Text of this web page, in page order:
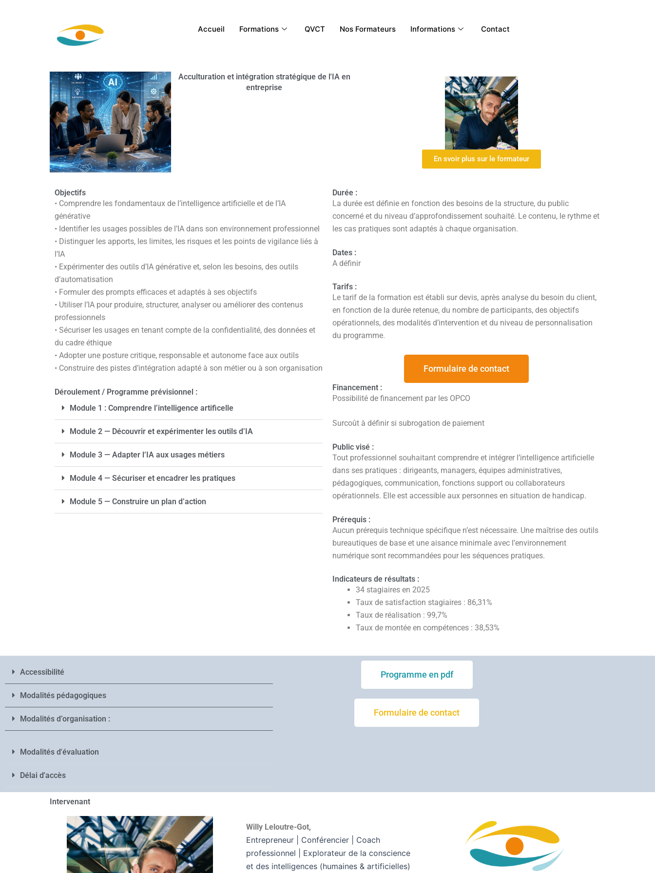
Accueil Formations QVCT Nos Formateurs Informations Contact
Acculturation et intégration stratégique de l'IA en
entreprise
En svoir plus sur le formateur
Objectifs
• Comprendre les fondamentaux de l’intelligence artificielle et de l’IA
générative
• Identifier les usages possibles de l’IA dans son environnement professionnel
• Distinguer les apports, les limites, les risques et les points de vigilance liés à
l’IA
• Expérimenter des outils d’IA générative et, selon les besoins, des outils
d’automatisation
• Formuler des prompts efficaces et adaptés à ses objectifs
• Utiliser l’IA pour produire, structurer, analyser ou améliorer des contenus
professionnels
• Sécuriser les usages en tenant compte de la confidentialité, des données et
du cadre éthique
• Adopter une posture critique, responsable et autonome face aux outils
• Construire des pistes d’intégration adapté à son métier ou à son organisation
Déroulement / Programme prévisionnel :
Module 1 : Comprendre l’intelligence artificelle
Module 2 — Découvrir et expérimenter les outils d’IA
Module 3 — Adapter l’IA aux usages métiers
Module 4 — Sécuriser et encadrer les pratiques
Module 5 — Construire un plan d’action
Durée :
La durée est définie en fonction des besoins de la structure, du public
concerné et du niveau d’approfondissement souhaité. Le contenu, le rythme et
les cas pratiques sont adaptés à chaque organisation.
Dates :
A définir
Tarifs :
Le tarif de la formation est établi sur devis, après analyse du besoin du client,
en fonction de la durée retenue, du nombre de participants, des objectifs
opérationnels, des modalités d’intervention et du niveau de personnalisation
du programme.
Formulaire de contact
Financement :
Possibilité de financement par les OPCO
Surcoût à définir si subrogation de paiement
Public visé :
Tout professionnel souhaitant comprendre et intégrer l’intelligence artificielle
dans ses pratiques : dirigeants, managers, équipes administratives,
pédagogiques, communication, fonctions support ou collaborateurs
opérationnels. Elle est accessible aux personnes en situation de handicap.
Prérequis :
Aucun prérequis technique spécifique n’est nécessaire. Une maîtrise des outils
bureautiques de base et une aisance minimale avec l’environnement
numérique sont recommandées pour les séquences pratiques.
Indicateurs de résultats :
34 stagiaires en 2025
Taux de satisfaction stagiaires : 86,31%
Taux de réalisation : 99,7%
Taux de montée en compétences : 38,53%
Accessibilité
Modalités pédagogiques
Modalités d’organisation :
Modalités d'évaluation
Délai d'accès
Programme en pdf
Formulaire de contact
Intervenant
Willy Leloutre-Got,
Entrepreneur | Conférencier | Coach
professionnel | Explorateur de la conscience
et des intelligences (humaines & artificielles)